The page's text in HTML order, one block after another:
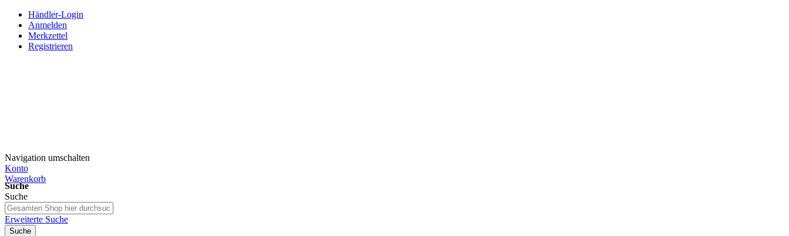
Händler-Login
Anmelden
Merkzettel
Registrieren
Navigation umschalten
Konto
Warenkorb
Suche
Suche
Erweiterte Suche
Suche